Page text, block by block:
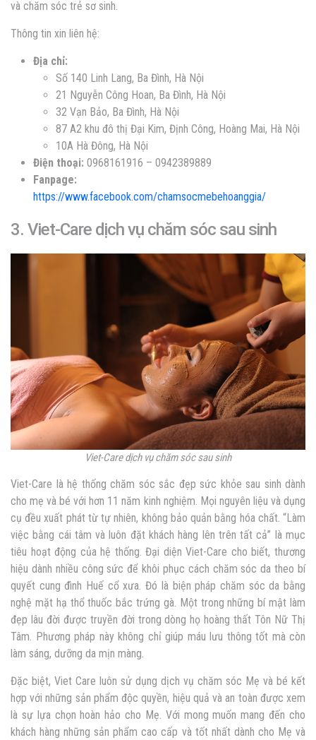
và chăm sóc trẻ sơ sinh.
Thông tin xin liên hệ:
Địa chỉ:
Số 140 Linh Lang, Ba Đình, Hà Nội
21 Nguyễn Công Hoan, Ba Đình, Hà Nội
32 Vạn Bảo, Ba Đình, Hà Nội
87 A2 khu đô thị Đại Kim, Định Công, Hoàng Mai, Hà Nội
10A Hà Đông, Hà Nội
Điện thoại: 0968161916 – 0942389889
Fanpage:
https://www.facebook.com/chamsocmebehoanggia/
3. Viet-Care dịch vụ chăm sóc sau sinh
Viet-Care dịch vụ chăm sóc sau sinh
Viet-Care là hệ thống chăm sóc sắc đẹp sức khỏe sau sinh dành
cho mẹ và bé với hơn 11 năm kinh nghiệm. Mọi nguyên liệu và dụng
cụ đều xuất phát từ tự nhiên, không bảo quản bằng hóa chất. “Làm
việc bằng cái tâm và luôn đặt khách hàng lên trên tất cả” là mục
tiêu hoạt động của hệ thống. Đại diện Viet-Care cho biết, thương
hiệu dành nhiều công sức để khôi phục cách chăm sóc da theo bí
quyết cung đình Huế cổ xưa. Đó là biện pháp chăm sóc da bằng
nghệ mặt hạ thổ thuốc bắc trứng gà. Một trong những bí mật làm
đẹp lâu đời được truyền đời trong dòng họ hoàng thất Tôn Nữ Thị
Tâm. Phương pháp này không chỉ giúp máu lưu thông tốt mà còn
làm sáng, dưỡng da mịn màng.
Đặc biệt, Viet Care luôn sử dụng dịch vụ chăm sóc Mẹ và bé kết
hợp với những sản phẩm độc quyền, hiệu quả và an toàn được xem
là sự lựa chọn hoàn hảo cho Mẹ. Với mong muốn mang đến cho
khách hàng những sản phẩm cao cấp và tốt nhất dành cho Mẹ và